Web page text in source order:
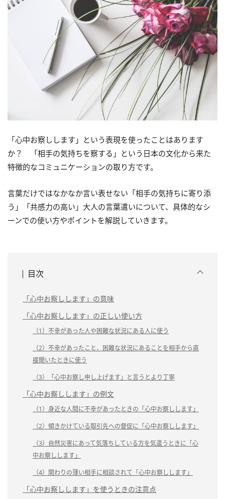
「心中お察しします」という表現を使ったことはあります
か？ 「相手の気持ちを察する」という日本の文化から来た
特徴的なコミュニケーションの取り方です。
言葉だけではなかなか言い表せない「相手の気持ちに寄り添
う」「共感力の高い」大人の言葉遣いについて、具体的なシ
ーンでの使い方やポイントを解説していきます。
目次
「心中お察しします」の意味
「心中お察しします」の正しい使い方
（1）不幸があった人や困難な状況にある人に使う
（2）不幸があったこと、困難な状況にあることを相手から直
接聞いたときに使う
（3）「心中お察し申し上げます」と言うとより丁寧
「心中お察しします」の例文
（1）身近な人間に不幸があったときの「心中お察しします」
（2）傾きかけている取引先への督促に「心中お察しします」
（3）自然災害にあって気落ちしている方を気遣うときに「心
中お察しします」
（4）関わりの薄い相手に相談されて「心中お察しします」
「心中お察しします」を使うときの注意点